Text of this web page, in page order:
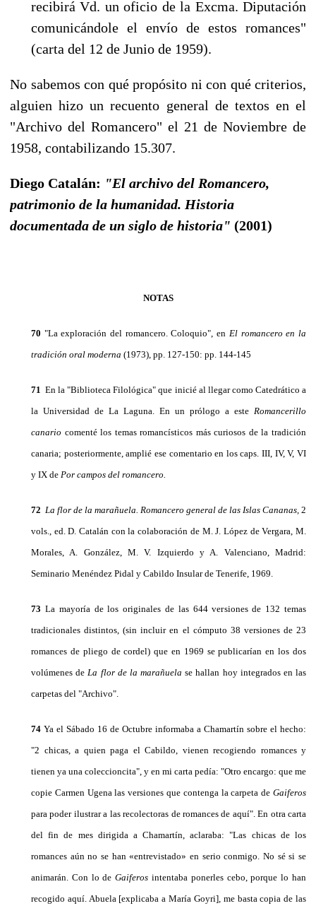
recibirá Vd. un oficio de la Excma. Diputa­ción
comunicándole el envío de estos romances"
(carta del 12 de Junio de 1959).
No sabemos con qué propósito ni con qué criterios,
alguien hizo un recuento general de tex­tos en el
"Archivo del Romancero" el 21 de Noviembre de
1958, contabilizando 15.307.
Diego Catalán: "El archivo del Romancero,
patrimonio de la humanidad. Historia
documentada de un siglo de historia" (2001)
NOTAS
70 "La exploración del romancero. Coloquio", en El romancero en la
tradición oral moderna (1973), pp. 127-150: pp. 144-145
71 En la "Biblioteca Filológica" que inicié al llegar como Catedrático a
la Universidad de La Laguna. En un prólogo a este Romancerillo
canario comenté los temas romancísticos más curiosos de la tradición
ca­naria; posteriormente, amplié ese comentario en los caps. III, IV, V, VI
y IX de Por campos del romancero.
72 La flor de la marañuela. Romancero general de las Islas Cananas, 2
vols., ed. D. Catalán con la co­laboración de M. J. López de Vergara, M.
Morales, A. González, M. V. Izquierdo y A. Valenciano, Ma­drid:
Seminario Menéndez Pidal y Cabildo Insular de Tenerife, 1969.
73 La mayoría de los originales de las 644 versiones de 132 temas
tradicionales distintos, (sin incluir en el cómputo 38 versiones de 23
romances de pliego de cordel) que en 1969 se publicarían en los dos
volúmenes de La flor de la marañuelase hallan hoy inte­grados en las
carpetas del "Archivo".
74 Ya el Sábado 16 de Octubre informaba a Chamartín sobre el hecho:
"2 chicas, a quien paga el Ca­bildo, vienen recogiendo romances y
tienen ya una coleccioncita", y en mi carta pedía: "Otro encargo: que me
copie Carmen Ugena las versiones que contenga la carpeta de Gaiferos
para poder ilustrar a las recolectoras de romances de aquí". En otra carta
del fin de mes dirigida a Chamartín, aclaraba: "Las chi­cas de los
romances aún no se han «entrevistado» en serio conmigo. No sé si se
animarán. Con lo deGai­ferosintentaba ponerles cebo, porque lo han
recogido aquí. Abuela [explicaba a María Goyri], me basta co­pia de las